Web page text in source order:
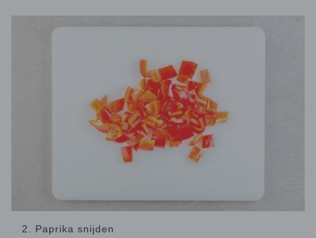
2. Paprika snijden